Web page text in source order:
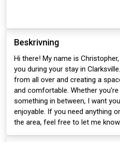
Beskrivning
Hi there! My name is
you during your stay in
from all over and creating a
and comfortable. Whether
something in between, I want
enjoyable. If you need anything
the area, feel free to let me